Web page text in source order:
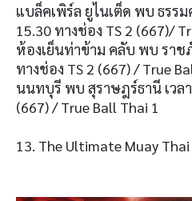
แบล็คเพิร์ล ยูไนเต็ด พบ ธรรม
15.30 ทางช่อง TS 2 (667)/
ห้องเย็นท่าข้าม คลับ พบ ราช
ทางช่อง TS 2 (667) / True
นนทบุรี พบ สุราษฎร์ธานี เวล
(667) / True Ball Thai 1
13. The Ultimate Muay Thai